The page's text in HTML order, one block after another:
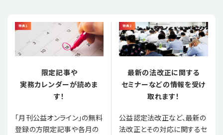
限定記事や
実務カレンダーが読めま
す！
「月刊公益オンライン」の無料
登録の方限定記事や各月の
最新の法改正に関する
セミナーなどの情報を受け
取れます！
公益認定法改正など、最新の
法改正とその対応に関するセ